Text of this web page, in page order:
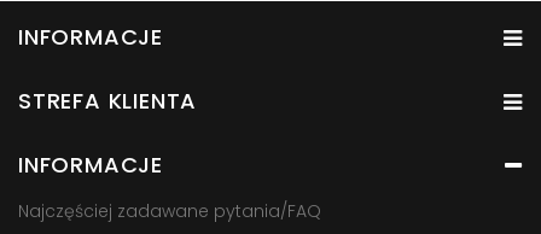
INFORMACJE
STREFA KLIENTA
INFORMACJE
Najczęściej zadawane pytania/FAQ